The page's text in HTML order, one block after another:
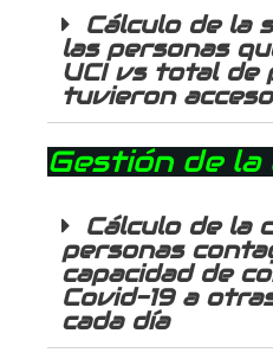
Cálculo de la
las personas
UCI vs total de
tuvieron
Gestión de la
Cálculo de la
personas
capacidad de
Covid-19 a
cada día